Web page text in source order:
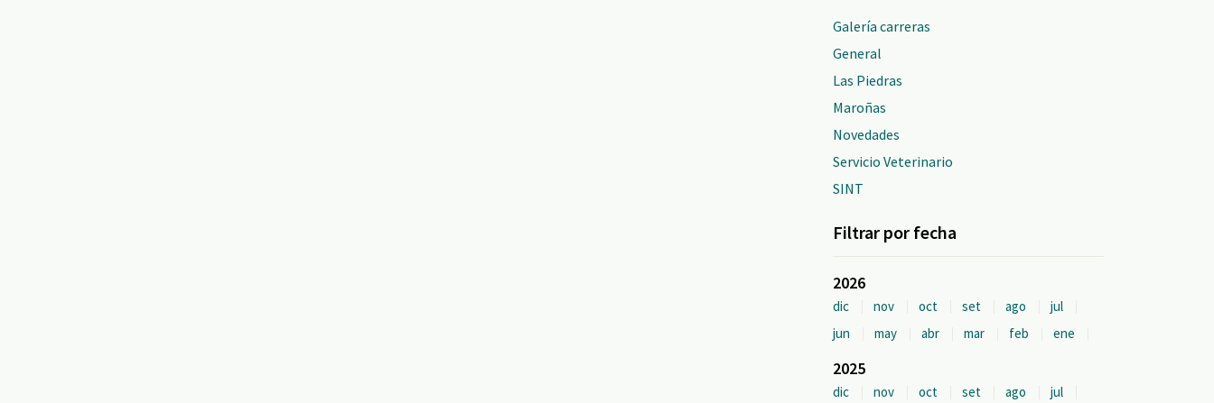
Galería carreras
General
Las Piedras
Maroñas
Novedades
Servicio Veterinario
SINT
Filtrar por fecha
2026
dic nov oct set ago
jul
jun
may abr mar feb ene
2025
dic nov oct set ago
jul